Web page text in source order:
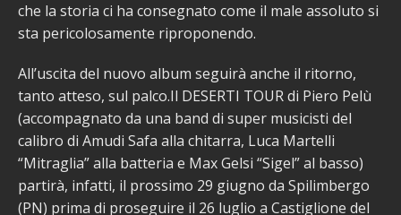
che la storia ci ha consegnato come il male assoluto si
sta pericolosamente riproponendo.
All’uscita del nuovo album seguirà anche il ritorno,
tanto atteso, sul palco.Il DESERTI TOUR di Piero Pelù
(accompagnato da una band di super musicisti del
calibro di Amudi Safa alla chitarra, Luca Martelli
“Mitraglia” alla batteria e Max Gelsi “Sigel” al basso)
partirà, infatti, il prossimo 29 giugno da Spilimbergo
(PN) prima di proseguire il 26 luglio a Castiglione del